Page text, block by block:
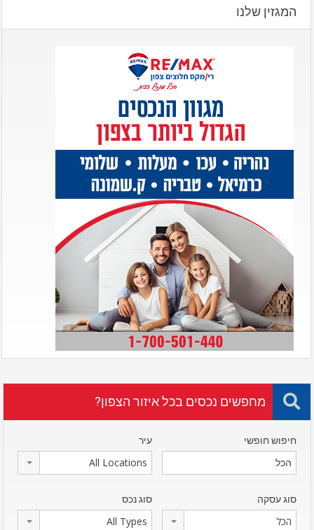
המגזין שלנו
מחפשים נכסים בכל איזור הצפון?
חיפוש חופשי עיר
All Locations
סוג עסקה
הכל
סוג נכס
All Types